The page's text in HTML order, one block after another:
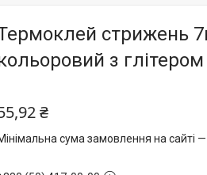
стрижень
з
₴
сума замовлення на сайті